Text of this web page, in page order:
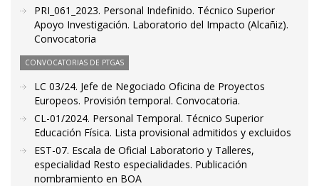
PRI_061_2023. Personal Indefinido. Técnico Superior
Apoyo Investigación. Laboratorio del Impacto (Alcañiz).
Convocatoria
CONVOCATORIAS DE PTGAS
LC 03/24. Jefe de Negociado Oficina de Proyectos
Europeos. Provisión temporal. Convocatoria.
CL-01/2024. Personal Temporal. Técnico Superior
Educación Física. Lista provisional admitidos y excluidos
EST-07. Escala de Oficial Laboratorio y Talleres,
especialidad Resto especialidades. Publicación
nombramiento en BOA